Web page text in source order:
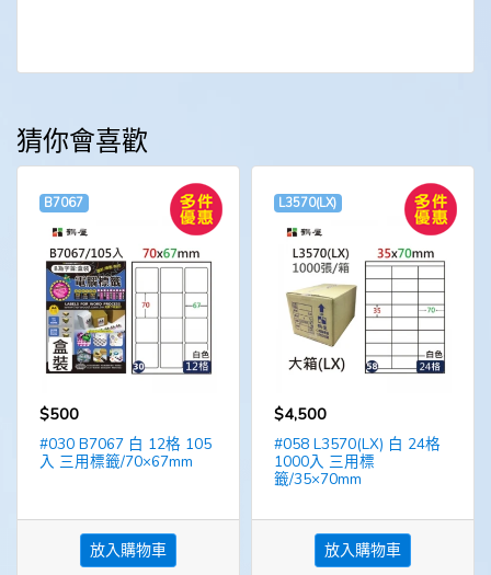
猜你會喜歡
B7067
$500
#030 B7067 白 12格 105
入 三用標籤/70×67mm
放入購物車
L3570(LX)
$4,500
#058 L3570(LX) 白 24格
1000入 三用標
籤/35×70mm
放入購物車